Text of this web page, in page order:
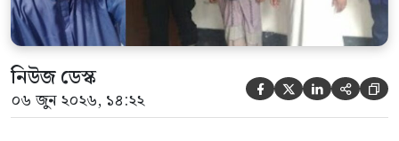
নিউজ ডেস্ক
০৬ জুন ২০২৬, ১৪:২২     